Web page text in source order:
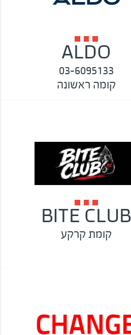
ALDO
03-6095133
קומה ראשונה
BITE CLUB
קומת קרקע